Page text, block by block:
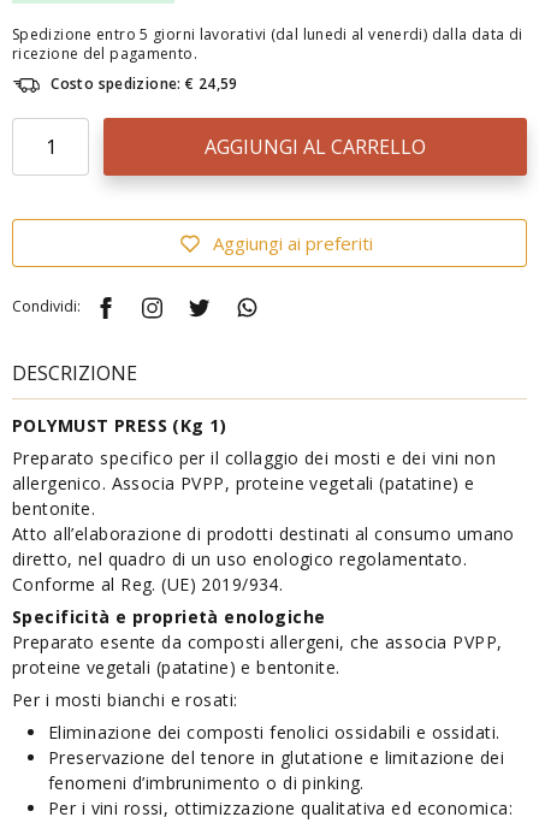
Spedizione entro 5 giorni lavorativi (dal lunedi al venerdi) dalla data di
ricezione del pagamento.
Costo spedizione: € 24,59
AGGIUNGI AL CARRELLO
Aggiungi ai preferiti
Condividi:
DESCRIZIONE
POLYMUST PRESS (Kg 1)
Preparato specifico per il collaggio dei mosti e dei vini non
allergenico. Associa PVPP, proteine vegetali (patatine) e
bentonite.
Atto all’elaborazione di prodotti destinati al consumo umano
diretto, nel quadro di un uso enologico regolamentato.
Conforme al Reg. (UE) 2019/934.
Specificità e proprietà enologiche
Preparato esente da composti allergeni, che associa PVPP,
proteine vegetali (patatine) e bentonite.
Per i mosti bianchi e rosati:
Eliminazione dei composti fenolici ossidabili e ossidati.
Preservazione del tenore in glutatione e limitazione dei
fenomeni d’imbrunimento o di pinking.
Per i vini rossi, ottimizzazione qualitativa ed economica: